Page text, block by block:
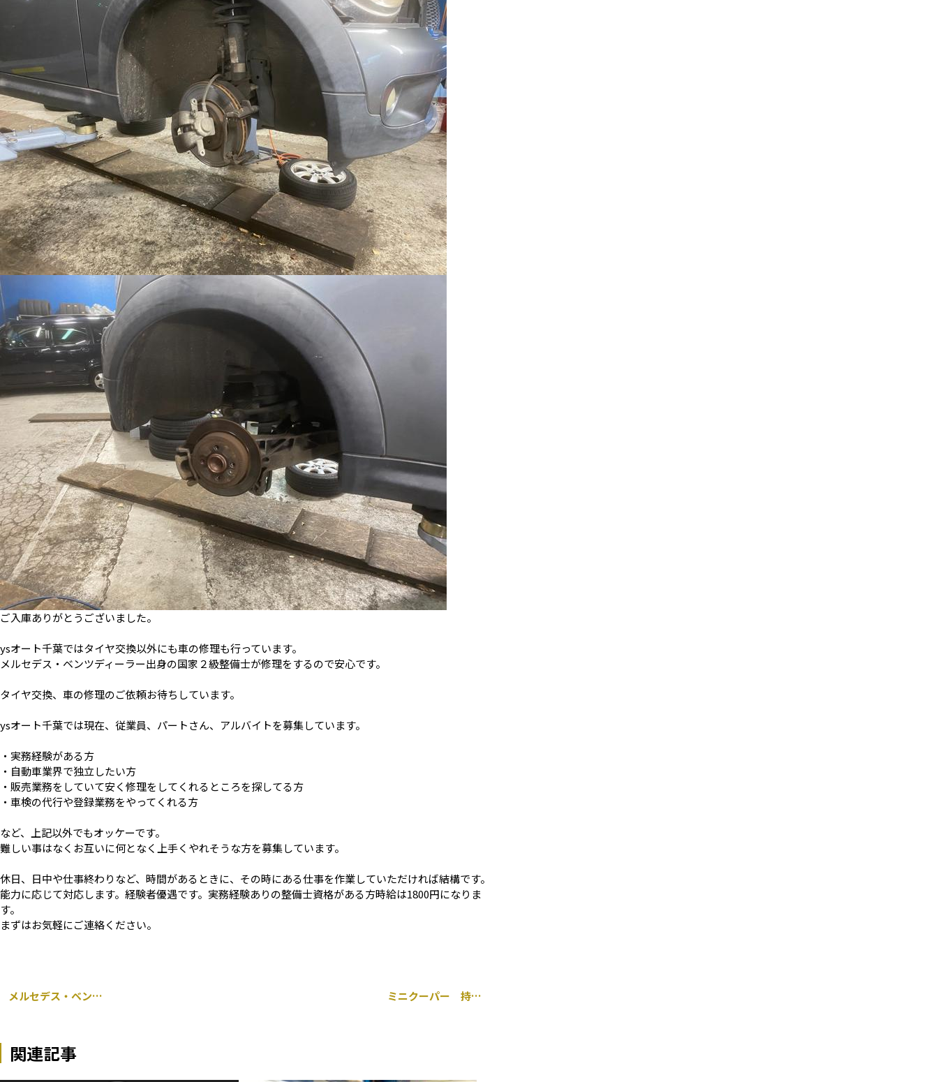
ご入庫ありがとうございました。
ysオート千葉ではタイヤ交換以外にも車の修理も行っています。
メルセデス・ベンツディーラー出身の国家２級整備士が修理をするので安心です。
タイヤ交換、車の修理のご依頼お待ちしています。
ysオート千葉では現在、従業員、パートさん、アルバイトを募集しています。
・実務経験がある方
・自動車業界で独立したい方
・販売業務をしていて安く修理をしてくれるところを探してる方
・車検の代行や登録業務をやってくれる方
など、上記以外でもオッケーです。
難しい事はなくお互いに何となく上手くやれそうな方を募集しています。
休日、日中や仕事終わりなど、時間があるときに、その時にある仕事を作業していただければ結構です。
能力に応じて対応します。経験者優遇です。実務経験ありの整備士資格がある方時給は1800円になりま
す。
まずはお気軽にご連絡ください。
メルセデス・ベンツ W 211 持ち込み サイドブレーキシュー エンジンオイル交換 千葉市 ミニクーパー 持ち込み ミラー型ドライブレコーダー取り付け 千葉市
関連記事